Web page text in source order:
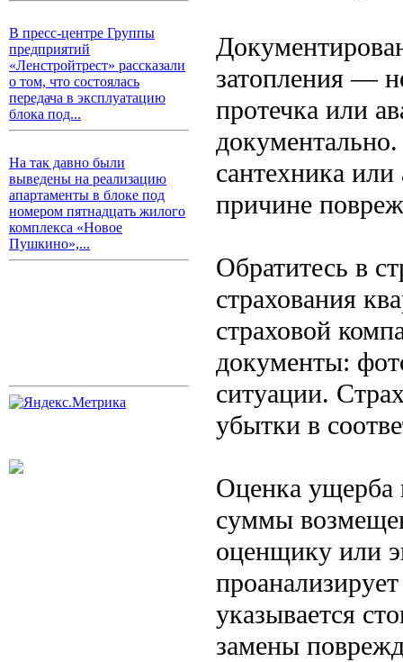
В пресс-центре Группы
предприятий
«Ленстройтрест» рассказали
о том, что состоялась
передача в эксплуатацию
блока под...
На так давно были
выведены на реализацию
апартаменты в блоке под
номером пятнадцать жилого
комплекса «Новое
Пушкино»,...
затопления —
протечка или
сантехника
причине
Обратитесь в
страхования
страховой
документы:
ситуации.
убытки в
Оценка ущерба
суммы
оценщику или
указывается
замены